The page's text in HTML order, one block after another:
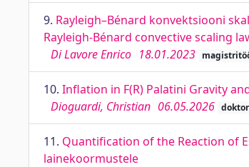
9. Rayleigh–Bénard konvektsiooni
Rayleigh-Bénard convective scaling
Di Lavore Enrico 18.01.2023
10. Inﬂation in F(R) Palatini Gravity
Dioguardi, Christian 06.05.2026
11. Quantification of the Reaction of
lainekoormustele